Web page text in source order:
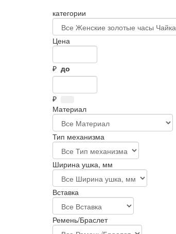
категории
Цена
₽ до
₽
Материал
Тип механизма
Ширина ушка, мм
Вставка
Ремень/Браслет